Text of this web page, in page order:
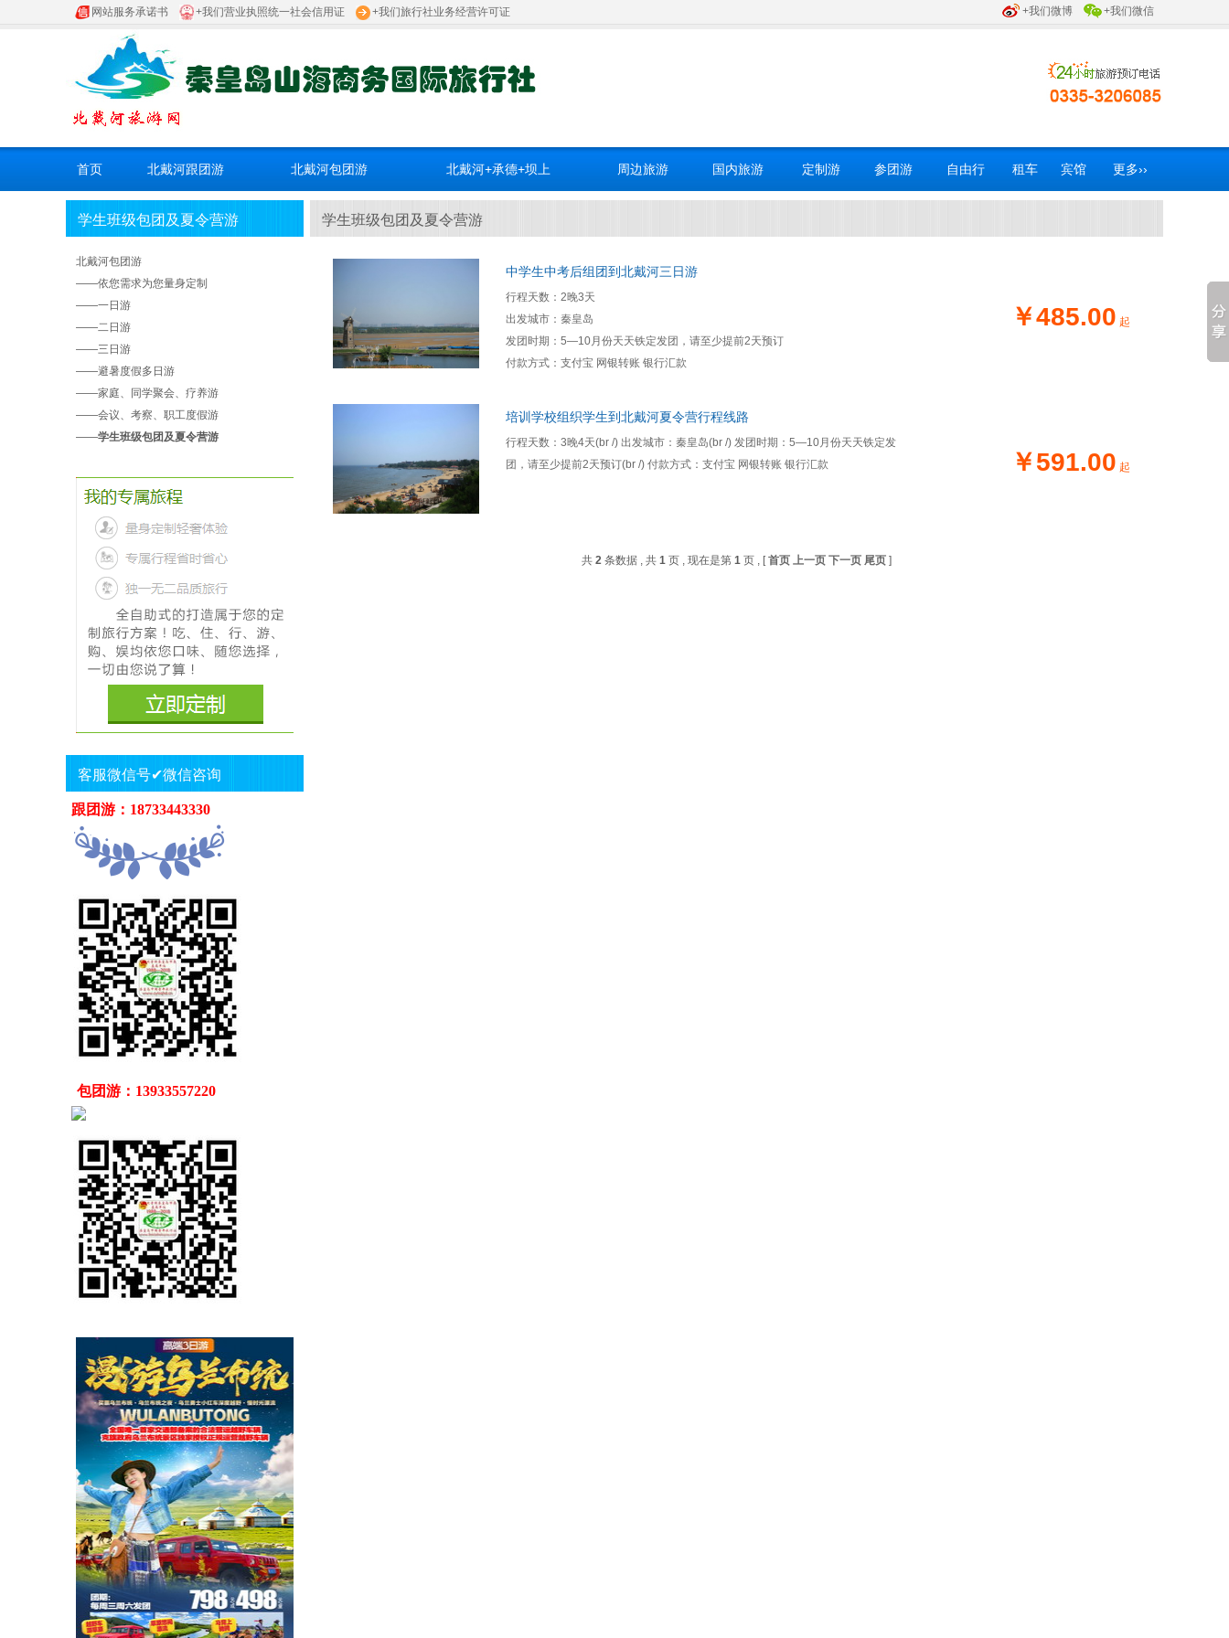
网站服务承诺书 +我们营业执照统一社会信用证 +我们旅行社业务经营许可证 +我们微博 +我们微信
首页 北戴河跟团游 北戴河包团游 北戴河+承德+坝上 周边旅游 国内旅游 定制游 参团游 自由行 租车 宾馆 更多››
学生班级包团及夏令营游
北戴河包团游
——依您需求为您量身定制
——一日游
——二日游
——三日游
——避暑度假多日游
——家庭、同学聚会、疗养游
——会议、考察、职工度假游
——学生班级包团及夏令营游
客服微信号✔微信咨询
跟团游：18733443330
包团游：13933557220
学生班级包团及夏令营游
中学生中考后组团到北戴河三日游
行程天数：2晚3天
出发城市：秦皇岛
发团时期：5—10月份天天铁定发团，请至少提前2天预订
付款方式：支付宝 网银转账 银行汇款
￥485.00 起
培训学校组织学生到北戴河夏令营行程线路
行程天数：3晚4天(br /) 出发城市：秦皇岛(br /) 发团时期：5—10月份天天铁定发
团，请至少提前2天预订(br /) 付款方式：支付宝 网银转账 银行汇款
￥591.00 起
共 2 条数据 , 共 1 页 , 现在是第 1 页 , [首页 上一页 下一页 尾页 ]